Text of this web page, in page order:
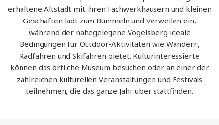
erhaltene Altstadt mit ihren Fachwerkhäusern und kleinen
Geschäften lädt zum Bummeln und Verweilen ein,
während der nahegelegene Vogelsberg ideale
Bedingungen für Outdoor-Aktivitäten wie Wandern,
Radfahren und Skifahren bietet. Kulturinteressierte
können das örtliche Museum besuchen oder an einer der
zahlreichen kulturellen Veranstaltungen und Festivals
teilnehmen, die das ganze Jahr über stattfinden.